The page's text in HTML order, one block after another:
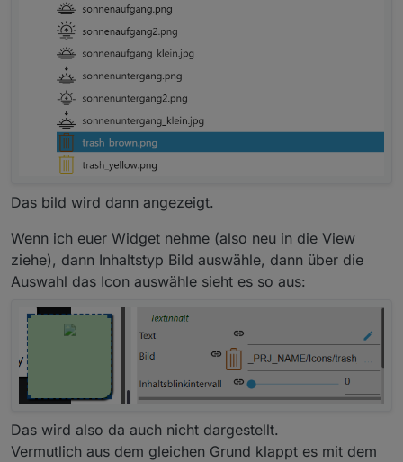
Das bild wird dann angezeigt.
Wenn ich euer Widget nehme (also neu in die View
ziehe), dann Inhaltstyp Bild auswähle, dann über die
Auswahl das Icon auswähle sieht es so aus:
Das wird also da auch nicht dargestellt.
Vermutlich aus dem gleichen Grund klappt es mit dem